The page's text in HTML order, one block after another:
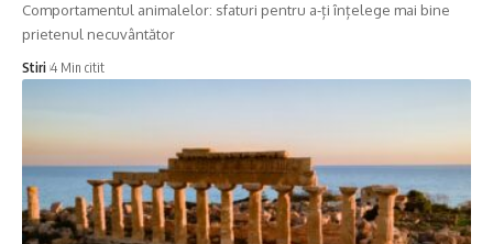
Comportamentul animalelor: sfaturi pentru a-ți înțelege mai bine
prietenul necuvântător
Stiri 4 Min citit